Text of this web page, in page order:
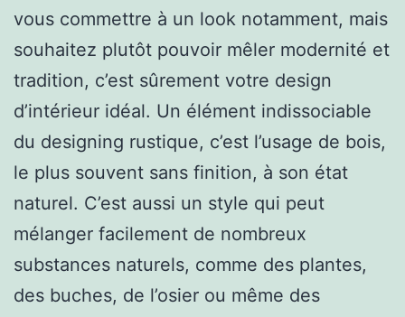
vous commettre à un look notamment, mais
souhaitez plutôt pouvoir mêler modernité et
tradition, c’est sûrement votre design
d’intérieur idéal. Un élément indissociable
du designing rustique, c’est l’usage de bois,
le plus souvent sans finition, à son état
naturel. C’est aussi un style qui peut
mélanger facilement de nombreux
substances naturels, comme des plantes,
des buches, de l’osier ou même des